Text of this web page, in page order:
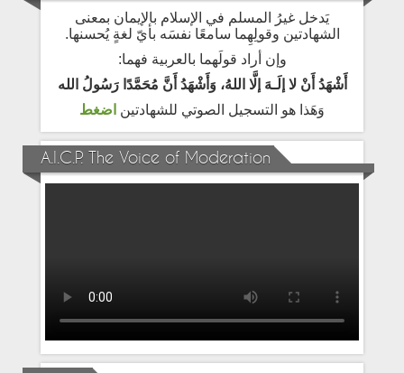
يَدخل غيرُ المسلم في الإسلام بالإيمان بمعنى
الشهادتين وقولِهِما سامعًا نفسَه بأيّ لغةٍ يُحسنها.
وإن أراد قولَهما بالعربية فهما:
أَشْهَدُ أَنْ لا إلَـهَ إلَّا اللهُ، وَأَشْهَدُ أَنَّ مُحَمَّدًا رَسُولُ الله
وَهَذا هو التسجيل الصوتي للشهادتين اضغط
A.I.C.P. The Voice of Moderation